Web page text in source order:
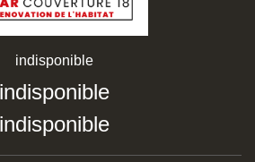
indisponible
indisponible
indisponible